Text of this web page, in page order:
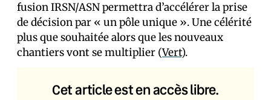
fusion IRSN/ASN permettra d’accélérer la prise
de décision par « un pôle unique ». Une célérité
plus que souhaitée alors que les nouveaux
chantiers vont se multiplier (Vert).
Cet article est en accès libre.